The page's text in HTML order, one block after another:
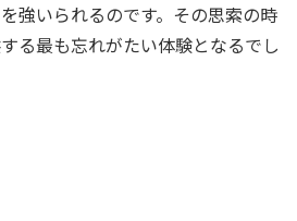
強いられるのです。その思索の時
る最も忘れがたい体験となるでし